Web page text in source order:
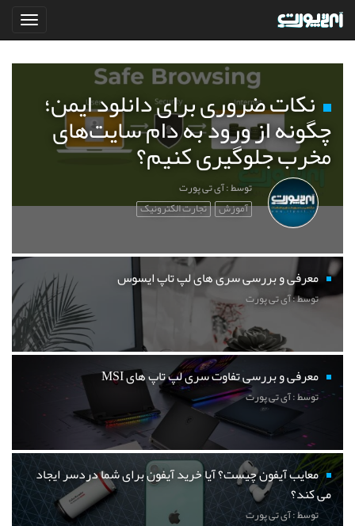
نکات ضروری برای دانلود ایمن؛
چگونه از ورود به دام سایت‌های
مخرب جلوگیری کنیم؟
توسط : آی تی پورت
آموزش تجارت الکترونیک
معرفی و بررسی سری های لپ تاپ ایسوس
توسط : آی تی پورت
معرفی و بررسی تفاوت سری لپ تاپ های MSI
توسط : آی تی پورت
معایب آیفون چیست؟ آیا خرید آیفون برای شما دردسر ایجاد
می کند؟
توسط : آی تی پورت